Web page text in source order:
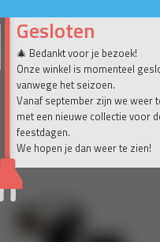
Gesloten
🎄 Bedankt voor je bezoek!
Onze winkel is momenteel
vanwege het seizoen.
Vanaf september zijn we weer
met een nieuwe collectie voor
feestdagen.
We hopen je dan weer te zien!